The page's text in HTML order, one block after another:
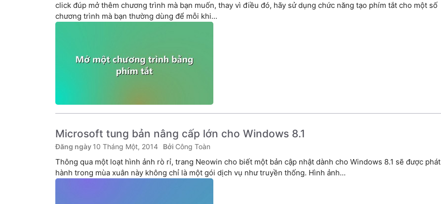
click đúp mở thêm chương trình mà bạn muốn, thay vì điều đó, hãy sử dụng chức năng tạo phím tắt cho một số
chương trình mà bạn thường dùng để mỗi khi...
Microsoft tung bản nâng cấp lớn cho Windows 8.1
10 Tháng Một, 2014 Công Toàn
Thông qua một loạt hình ảnh rò rỉ, trang Neowin cho biết một bản cập nhật dành cho Windows 8.1 sẽ được phát
hành trong mùa xuân này không chỉ là một gói dịch vụ như truyền thống. Hình ảnh...